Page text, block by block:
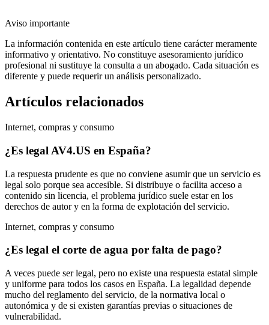
Aviso importante
La información contenida en este artículo tiene carácter meramente
informativo y orientativo. No constituye asesoramiento jurídico
profesional ni sustituye la consulta a un abogado. Cada situación es
diferente y puede requerir un análisis personalizado.
Artículos relacionados
Internet, compras y consumo
¿Es legal AV4.US en España?
La respuesta prudente es que no conviene asumir que un servicio es
legal solo porque sea accesible. Si distribuye o facilita acceso a
contenido sin licencia, el problema jurídico suele estar en los
derechos de autor y en la forma de explotación del servicio.
Internet, compras y consumo
¿Es legal el corte de agua por falta de pago?
A veces puede ser legal, pero no existe una respuesta estatal simple
y uniforme para todos los casos en España. La legalidad depende
mucho del reglamento del servicio, de la normativa local o
autonómica y de si existen garantías previas o situaciones de
vulnerabilidad.